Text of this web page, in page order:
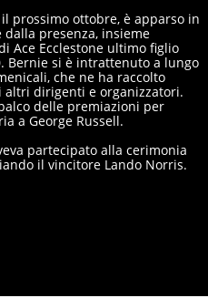
prossimo ottobre, è apparso in
presenza, insieme
Ace Ecclestone ultimo figlio
Bernie si è intrattenuto a lungo
che ne ha raccolto
altri dirigenti e organizzatori.
delle premiazioni per
a George Russell.
partecipato alla cerimonia
il vincitore Lando Norris.